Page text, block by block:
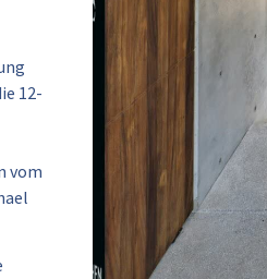
12-
vom